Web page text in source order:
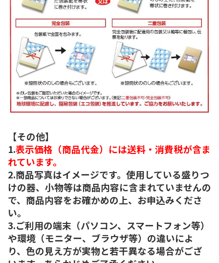
【その他】
1.表示価格（商品代金）には送料・消費税が含ま
れています。
2.商品写真はイメージです。使用している盛りつ
けの器、小物等は商品内容に含まれていませんの
で、商品内容をお確かめの上、お申込みくださ
い。
3.ご利用の端末（パソコン、スマートフォン等）
や環境（モニター、ブラウザ等）の違いによ
り、色の見え方が実物と若干異なる場合がござ